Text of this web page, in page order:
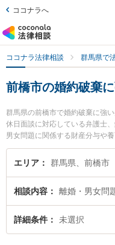
ココナラへ
ココナラ法律相談 群馬県で
前橋市の婚約破棄
群馬県の前橋市で婚約破棄に強
休日面談に対応している弁護士
男女問題に関係する財産分与や
もでき便利です。特にはばたき
務所の山田 穂積弁護士、石井法
解決の実績豊富な近くの弁護士
律相談できる前橋市内の弁護士
におすすめです。
エリア 群馬県、前橋市
相談内容 離婚・男女問
詳細条件 未選択